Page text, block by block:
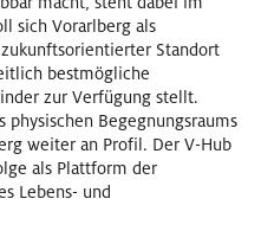
sich Vorarlberg als
Standort
bestmögliche
zur Verfügung stellt.
physischen Begegnungsraums
weiter an Profil. Der V-Hub
als Plattform der
Lebens- und